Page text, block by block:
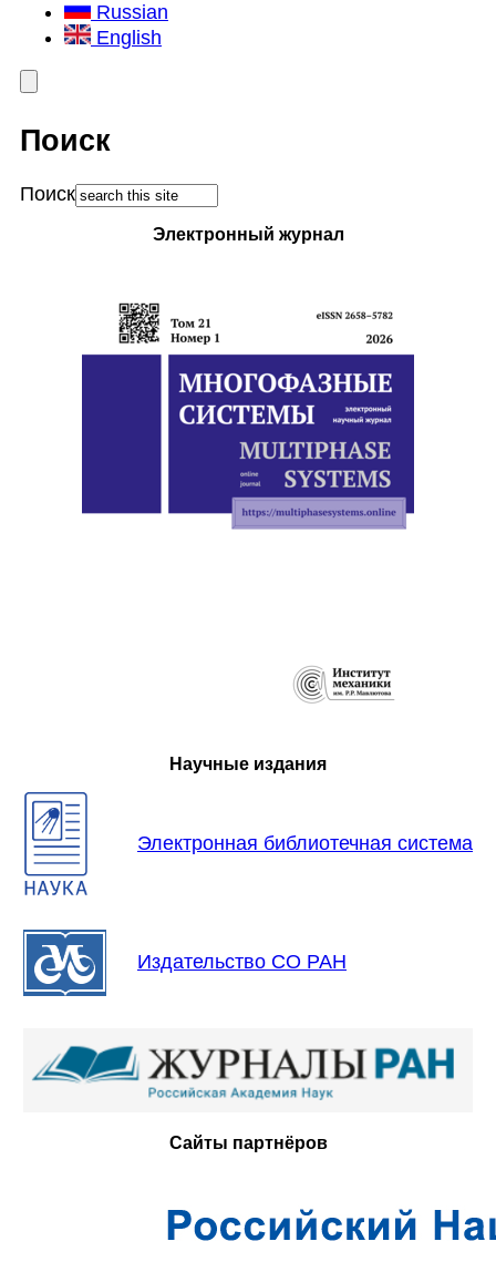
Russian
English
Поиск
Поиск
Электронный журнал
Научные издания
Электронная библиотечная система
Издательство СО РАН
Сайты партнёров